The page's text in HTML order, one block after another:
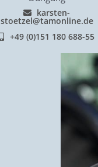
karsten-
stoetzel@tamonline.de
+49 (0)151 180 688-55